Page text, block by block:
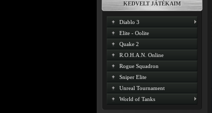
KEDVELT JÁTÉKAIM
Diablo 3
Elite - Oolite
Quake 2
R.O.H.A.N. Online
Rogue Squadron
Sniper Elite
Unreal Tournament
World of Tanks